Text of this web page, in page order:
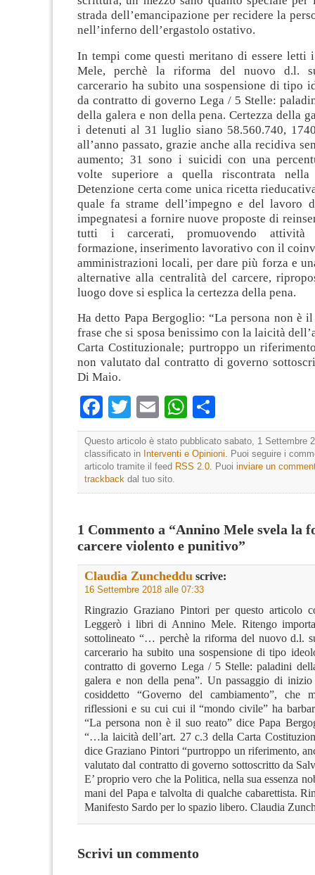
strada dell’emancipazione per recidere la
nell’inferno dell’ergastolo ostativo.
In tempi come questi meritano di essere
Mele, perchè la riforma del nuovo d.l.
carcerario ha subito una sospensione di tipo
da contratto di governo Lega / 5 Stelle:
della galera e non della pena. Certezza della
i detenuti al 31 luglio siano 58.560.740,
all’anno passato, grazie anche alla recidiva
aumento; 31 sono i suicidi con una
volte superiore a quella riscontrata nella
Detenzione certa come unica ricetta
quale fa strame dell’impegno e del lavoro
impegnatesi a fornire nuove proposte di
tutti i carcerati, promuovendo attività
formazione, inserimento lavorativo con il
amministrazioni locali, per dare più forza e
alternative alla centralità del carcere,
luogo dove si esplica la certezza della pena.
Ha detto Papa Bergoglio: “La persona non è
frase che si sposa benissimo con la laicità
Carta Costituzionale; purtroppo un
non valutato dal contratto di governo
Di Maio.
Facebook
TwitterEmailWhatsApp
Questo articolo è stato pubblicato sabato, 1 Settembre
classificato in Interventi e Opinioni . Puoi seguire i
articolo tramite il feed RSS 2.0 . Puoi inviare un
trackback dal tuo sito.
1 Commento a “Annino Mele svela la
carcere violento e punitivo”
Claudia Zuncheddu scrive:
16 Settembre 2018 alle 07:33
Ringrazio Graziano Pintori per questo articolo
Leggerò i libri di Annino Mele. Ritengo
sottolineato “… perchè la riforma del nuovo d.l.
carcerario ha subito una sospensione di tipo
contratto di governo Lega / 5 Stelle: paladini
galera e non della pena”. Un passaggio di
cosiddetto “Governo del cambiamento”, che
riflessioni e su cui cui il “mondo civile” ha
“La persona non è il suo reato” dice Papa
“…la laicità dell’art. 27 c.3 della Carta
dice Graziano Pintori “purtroppo un riferimento,
valutato dal contratto di governo sottoscritto da
E’ proprio vero che la Politica, nella sua essenza
mani del Papa e talvolta di qualche cabarettista.
Manifesto Sardo per lo spazio libero. Claudia
Scrivi un commento